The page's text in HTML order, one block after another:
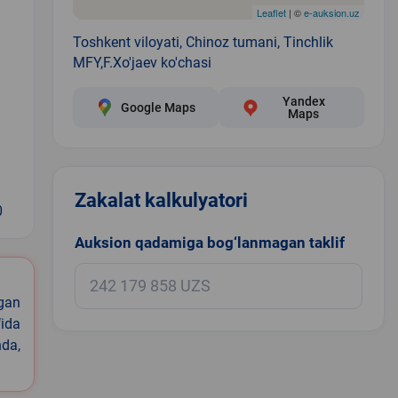
Leaflet| ©e-auksion.uz
Toshkent viloyati, Chinoz tumani, Tinchlik
MFY,F.Xo'jaev ko'chasi
Google Maps
Yandex
Maps
Zakalat kalkulyatori
Auksion qadamiga bog‘lanmagan taklif